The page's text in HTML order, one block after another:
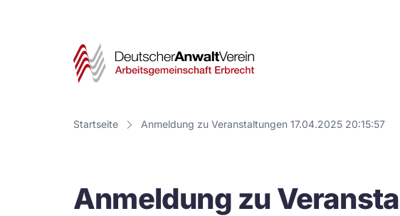
Deutscher
Verein
Startseite Anmeldung zu Veranstaltungen 17.04.2025 20:15:57
Anmeldung zu